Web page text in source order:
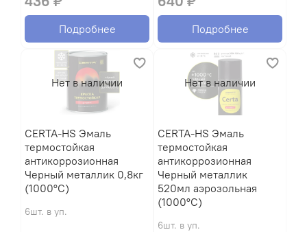
Подробнее Подробнее
Нет в наличии
CERTA-HS Эмаль
термостойкая
антикоррозионная
Черный металлик 0,8кг
(1000°С)
6шт. в уп.
Нет в наличии
CERTA-HS Эмаль
термостойкая
антикоррозионная
Черный металлик
520мл аэрозольная
(1000°С)
6шт. в уп.